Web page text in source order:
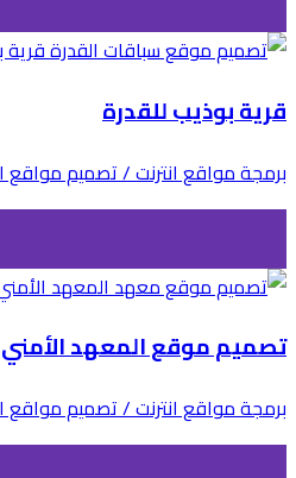
قرية بوذيب للقدرة
برمجة مواقع انترنت / تصميم مواقع
تصميم موقع المعهد
برمجة مواقع انترنت / تصميم مواقع